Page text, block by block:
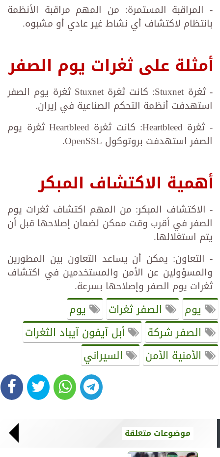
- المراقبة المستمرة: من المهم مراقبة الأنظمة
بانتظام لاكتشاف أي نشاط غير عادي أو مشبوه.
أمثلة على ثغرات يوم الصفر
- ثغرة Stuxnet: كانت ثغرة Stuxnet ثغرة يوم الصفر
استهدفت أنظمة التحكم الصناعية في إيران.
- ثغرة Heartbleed: كانت ثغرة Heartbleed ثغرة يوم
الصفر استهدفت بروتوكول OpenSSL.
أهمية الاكتشاف المبكر
- الاكتشاف المبكر: من المهم اكتشاف ثغرات يوم
الصفر في أقرب وقت ممكن لضمان إصلاحها قبل أن
يتم استغلالها.
- التعاون: يمكن أن يساعد التعاون بين المطورين
والمسؤولين عن الأمن والمستخدمين في اكتشاف
ثغرات يوم الصفر وإصلاحها بسرعة.
يوم الصفر ثغرات
يوم
الصفر شركة
أبل آيفون آيباد الثغرات
الأمنية الأمن
السيراني
موضوعات متعلقة